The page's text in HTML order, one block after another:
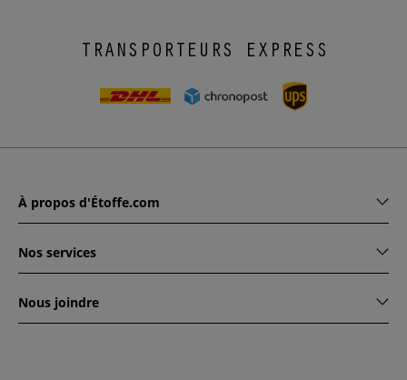
TRANSPORTEURS EXPRESS
À propos d'Étoffe.com
Nos services
Nous joindre